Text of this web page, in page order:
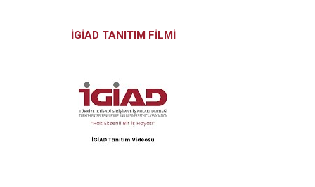
İGİAD TANITIM FİLMİ